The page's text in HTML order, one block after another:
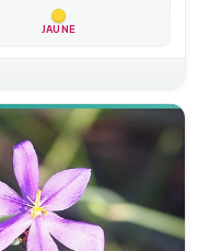
JAUNE